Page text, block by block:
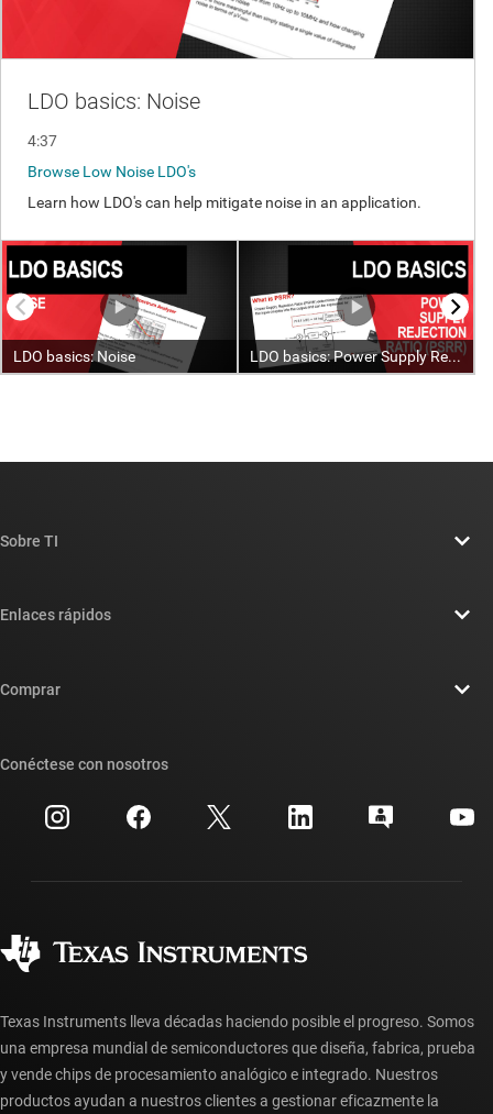
Sobre TI
Sala de redacción
Relaciones con los inversionistas
Fabricación
Enlaces rápidos
Búsqueda de referencias cruzadas
Centro de atención al cliente
Preguntas frecuentes sobre la cuenta myTI
Comprar
Preguntas frecuentes sobre pedidos
Conéctese con nosotros
Texas Instruments lleva décadas haciendo posible el progreso. Somos
una empresa mundial de semiconductores que diseña, fabrica, prueba
y vende chips de procesamiento analógico e integrado. Nuestros
productos ayudan a nuestros clientes a gestionar eficazmente la